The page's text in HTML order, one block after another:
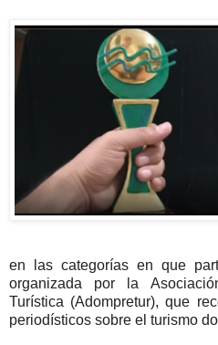
en las categorías en que
organizada por la
Turística (Adompretur), que
periodísticos sobre el turismo